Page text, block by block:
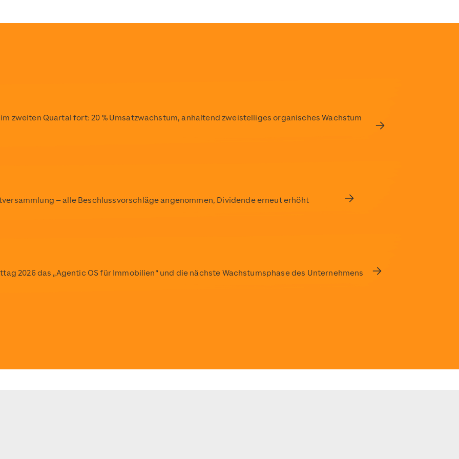
Scout24_Logo_Stacked_Solid_w3000px_RGB_1.png
zweiten Quartal fort: 20 % Umsatzwachstum, anhaltend zweistelliges organisches Wachstum
– alle Beschlussvorschläge angenommen, Dividende erneut erhöht
2026 das „Agentic OS für Immobilien“ und die nächste Wachstumsphase des Unternehmens